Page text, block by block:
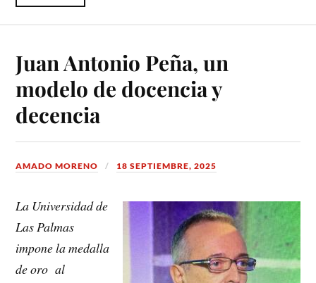
Juan Antonio Peña, un
modelo de docencia y
decencia
AMADO MORENO 18 SEPTIEMBRE, 2025
La Universidad de
Las Palmas
impone la medalla
de oro al